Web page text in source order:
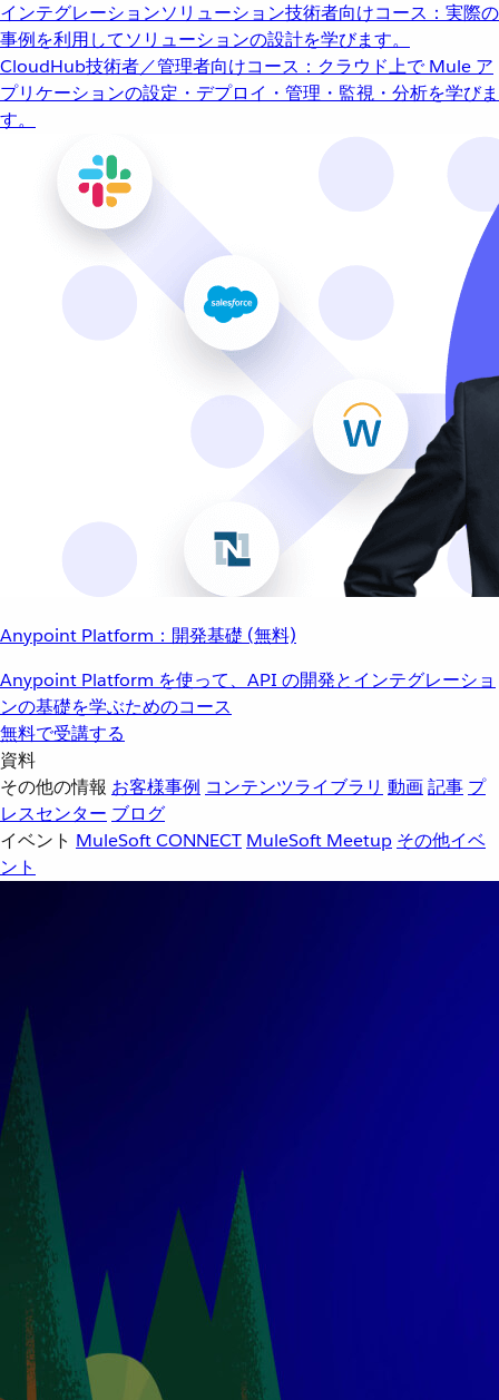
インテグレーションソリューション技術者向けコース：実際の
事例を利用してソリューションの設計を学びます。
CloudHub技術者／管理者向けコース：クラウド上で Mule ア
プリケーションの設定・デプロイ・管理・監視・分析を学びま
す。
Anypoint Platform：開発基礎 (無料)
Anypoint Platform を使って、API の開発とインテグレーショ
ンの基礎を学ぶためのコース
無料で受講する
資料
その他の情報 お客様事例 コンテンツライブラリ 動画記事 プ
レスセンター ブログ
イベント MuleSoft CONNECT MuleSoft Meetup その他イベ
ント